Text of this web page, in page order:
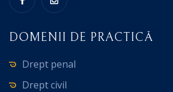
DOMENII DE PRACTICĂ
Drept penal
Drept civil